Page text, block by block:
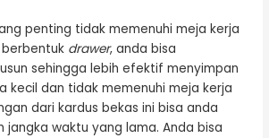
penting tidak memenuhi meja kerja
drawer, anda bisa
sehingga lebih efektif menyimpan
kecil dan tidak memenuhi meja kerja
dari kardus bekas ini bisa anda
waktu yang lama. Anda bisa